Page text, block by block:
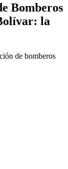
Bomberos
la
de bomberos